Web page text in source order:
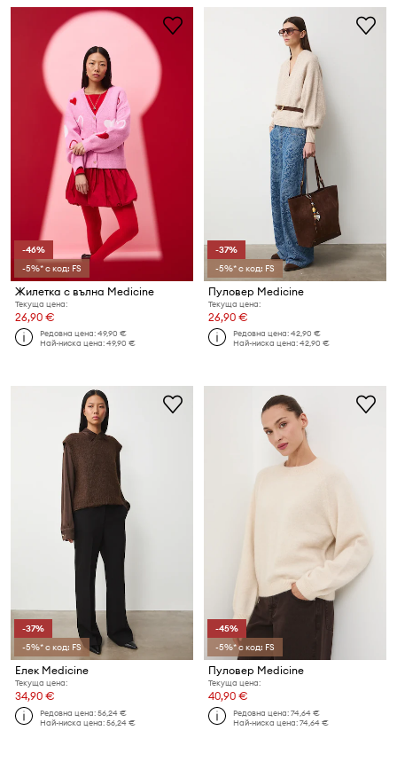
-46%
-5%* с код: FS
Жилетка с вълна Medicine
Текуща цена:
26,90 €
Редовна цена:49,90 €
Най-ниска цена:49,90 €
-37%
-5%* с код: FS
Пуловер Medicine
Текуща цена:
26,90 €
Редовна цена:42,90 €
Най-ниска цена:42,90 €
-37%
-5%* с код: FS
Елек Medicine
Текуща цена:
34,90 €
Редовна цена:56,24 €
Най-ниска цена:56,24 €
-45%
-5%* с код: FS
Пуловер Medicine
Текуща цена:
40,90 €
Редовна цена:74,64 €
Най-ниска цена:74,64 €